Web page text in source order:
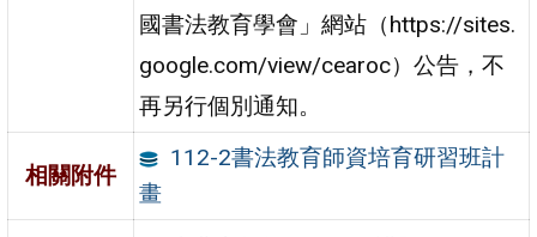
國書法教育學會」網站（https://sites.
google.com/view/cearoc）公告，不
再另行個別通知。
相關附件
112-2書法教育師資培育研習班計
畫